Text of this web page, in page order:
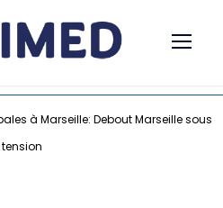
à Marseille: Debout Marseille sous
tension